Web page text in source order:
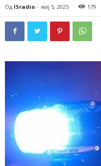
Од ISradio - мај 5, 2025 179